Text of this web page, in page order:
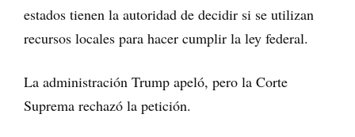
estados tienen la autoridad de decidir si se utilizan
recursos locales para hacer cumplir la ley federal.
La administración Trump apeló, pero la Corte
Suprema rechazó la petición.